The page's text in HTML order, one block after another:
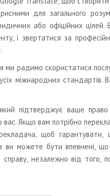
для загального
або офіційних цілей.
і звертатися за
ми радимо скористатися
міжнародних стандартів.
підтверджує ваше
Якщо вам потрібно
щоб
можете бути впевнені, що
справу, незалежно від